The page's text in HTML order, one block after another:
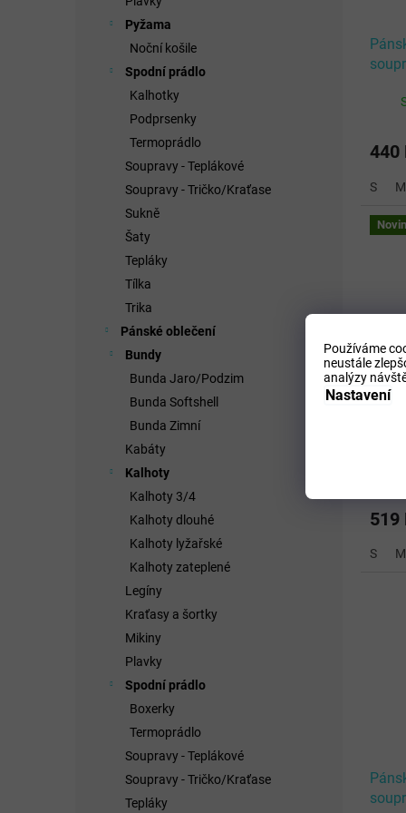
Používáme
neustále
analýzy
Nastavení
Pyžama
Noční košile
Spodní prádlo
Kalhotky
Podprsenky
Termoprádlo
Soupravy - Teplákové
Soupravy - Tričko/Kraťase
Sukně
Šaty
Tepláky
Tílka
Trika
Pánské oblečení
Bundy
Bunda Jaro/Podzim
Bunda Softshell
Bunda Zimní
Kabáty
Kalhoty
Kalhoty 3/4
Kalhoty dlouhé
Kalhoty lyžařské
Kalhoty zateplené
Legíny
Kraťasy a šortky
Mikiny
Plavky
Spodní prádlo
Boxerky
Termoprádlo
Soupravy - Teplákové
Soupravy - Tričko/Kraťase
Tepláky
440
S M
519
S M